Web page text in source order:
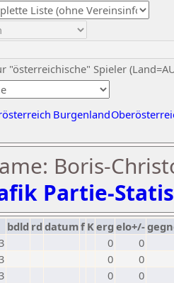
"österreichische" Spieler
Burgenland
Boris-
Partie-
bdld rd datumf Kerg elo+/-
0
0
0
0
0
0